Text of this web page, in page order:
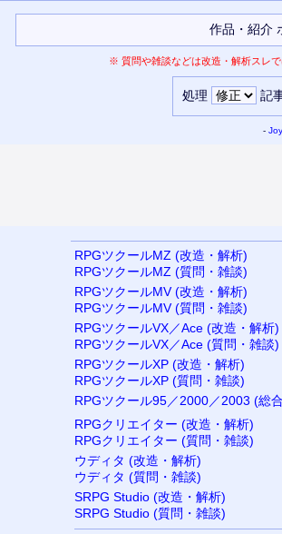
※ 質問や雑談などは改造・解析スレ
処理 記
-
RPGツクールMZ (改造・解析)
RPGツクールMZ (質問・雑談)
RPGツクールMV (改造・解析)
RPGツクールMV (質問・雑談)
RPGツクールVX／Ace (改造・解析)
RPGツクールVX／Ace (質問・雑談)
RPGツクールXP (改造・解析)
RPGツクールXP (質問・雑談)
RPGツクール95／2000／2003 (総
RPGクリエイター (改造・解析)
RPGクリエイター (質問・雑談)
ウディタ (改造・解析)
ウディタ (質問・雑談)
SRPG Studio (改造・解析)
SRPG Studio (質問・雑談)